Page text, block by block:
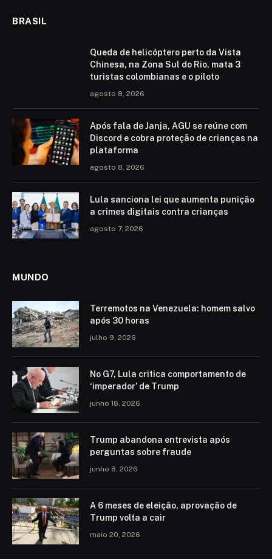
BRASIL
Queda de helicóptero perto da Vista
Chinesa, na Zona Sul do Rio, mata 3
turistas colombianas e o piloto
agosto 8, 2026
Após fala de Janja, AGU se reúne com
Discord e cobra proteção de crianças na
plataforma
agosto 8, 2026
Lula sanciona lei que aumenta punição
a crimes digitais contra crianças
agosto 7, 2026
MUNDO
Terremotos na Venezuela: homem salvo
após 30 horas
julho 9, 2026
No G7, Lula critica comportamento de
‘imperador’ de Trump
junho 18, 2026
Trump abandona entrevista após
perguntas sobre fraude
junho 8, 2026
A 6 meses de eleição, aprovação de
Trump volta a cair
maio 20, 2026